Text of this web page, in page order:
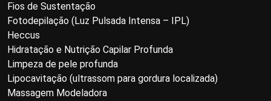
Fios de Sustentação
Fotodepilação (Luz Pulsada Intensa – IPL)
Heccus
Hidratação e Nutrição Capilar Profunda
Limpeza de pele profunda
Lipocavitação (ultrassom para gordura localizada)
Massagem Modeladora